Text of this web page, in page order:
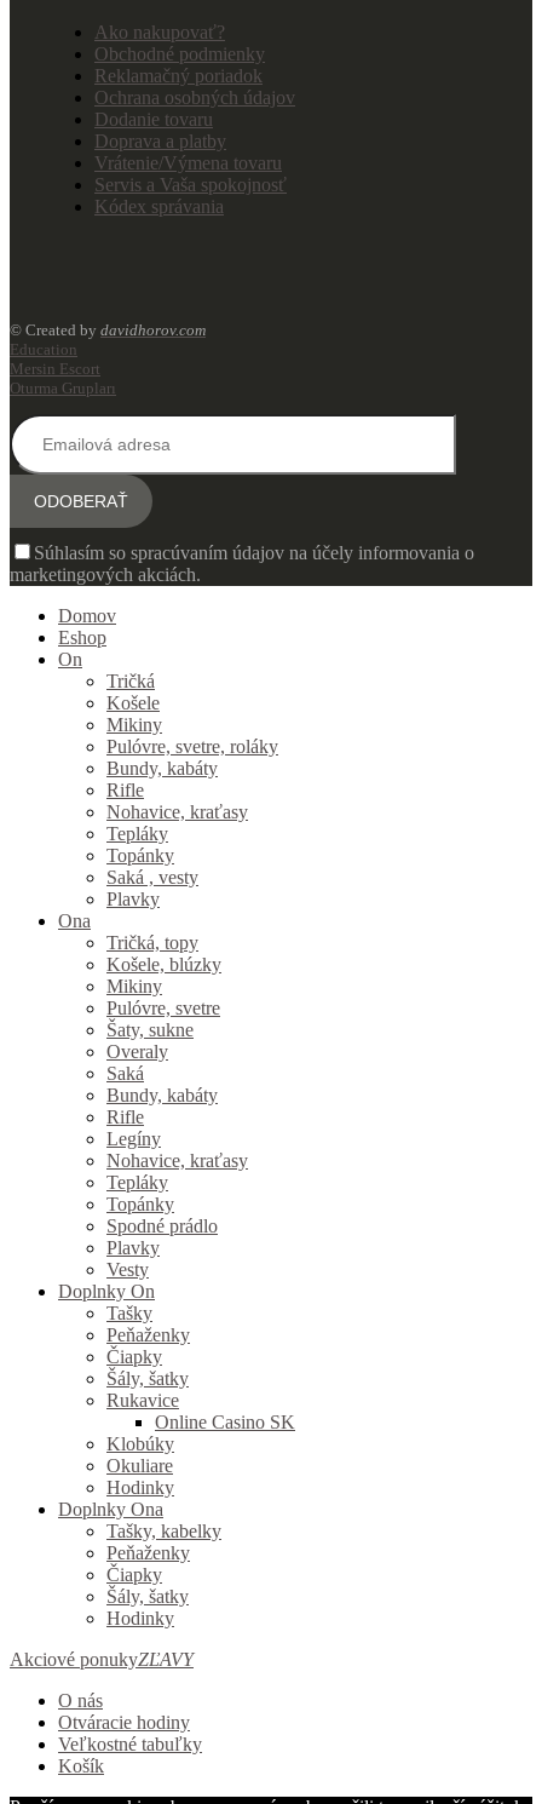
Ako nakupovať?
Obchodné podmienky
Reklamačný poriadok
Ochrana osobných údajov
Dodanie tovaru
Doprava a platby
Vrátenie/Výmena tovaru
Servis a Vaša spokojnosť
Kódex správania
© Created by davidhorov.com
Education
Mersin Escort
Oturma Grupları
Súhlasím so spracúvaním údajov na účely informovania o
marketingových akciách.
Domov
Eshop
On
Tričká
Košele
Mikiny
Pulóvre, svetre, roláky
Bundy, kabáty
Rifle
Nohavice, kraťasy
Tepláky
Topánky
Saká , vesty
Plavky
Ona
Tričká, topy
Košele, blúzky
Mikiny
Pulóvre, svetre
Šaty, sukne
Overaly
Saká
Bundy, kabáty
Rifle
Legíny
Nohavice, kraťasy
Tepláky
Topánky
Spodné prádlo
Plavky
Vesty
Doplnky On
Tašky
Peňaženky
Čiapky
Šály, šatky
Rukavice
Online Casino SK
Klobúky
Okuliare
Hodinky
Doplnky Ona
Tašky, kabelky
Peňaženky
Čiapky
Šály, šatky
Hodinky
Akciové ponukyZĽAVY
O nás
Otváracie hodiny
Veľkostné tabuľky
Košík